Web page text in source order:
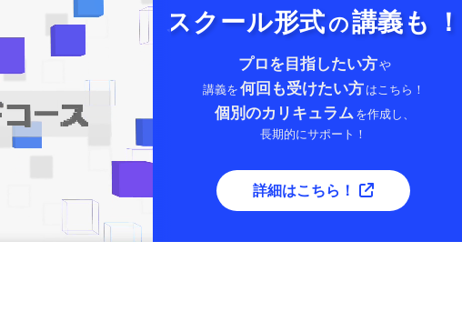
スクール形式の講義も ！
プロを目指したい方や
講義を何回も受けたい方はこちら！
個別のカリキュラム を作成し、
長期的にサポート！
詳細はこちら！